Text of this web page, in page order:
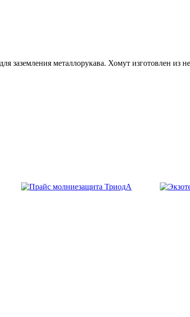
заземления металлорукава. Хомут изготовлен